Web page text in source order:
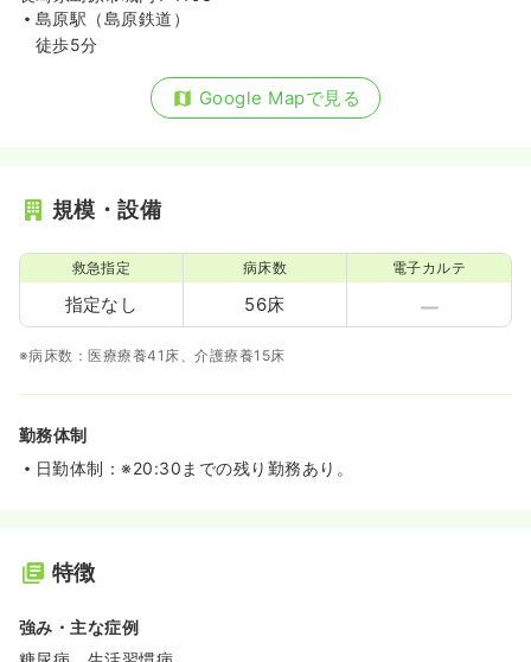
島原駅（島原鉄道）
徒歩5分
Google Mapで見る
規模・設備
救急指定
指定なし
病床数
56床
電子カルテ
※病床数：医療療養41床、介護療養15床
勤務体制
日勤体制：※20:30までの残り勤務あり。
特徴
強み・主な症例